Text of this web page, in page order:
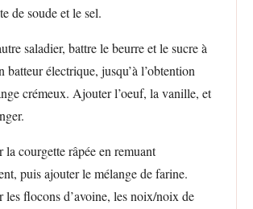
de soude et le sel.
saladier, battre le beurre et le sucre à
batteur électrique, jusqu’à l’obtention
crémeux. Ajouter l’oeuf, la vanille, et
la courgette râpée en remuant
puis ajouter le mélange de farine.
les flocons d’avoine, les noix/noix de